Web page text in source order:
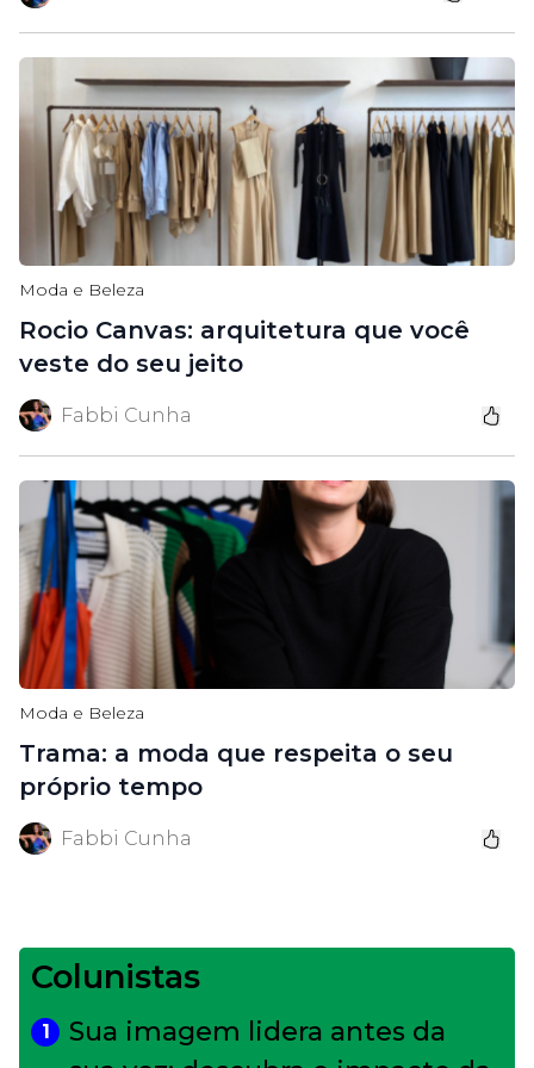
Moda e Beleza
Rocio Canvas: arquitetura que você
veste do seu jeito
Fabbi Cunha
Moda e Beleza
Trama: a moda que respeita o seu
próprio tempo
Fabbi Cunha
Colunistas
1
Sua imagem lidera antes da